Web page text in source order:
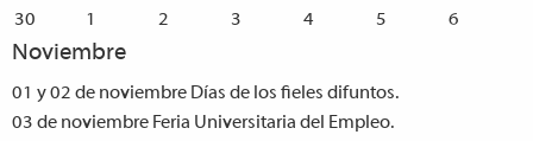
30
1 2 3 4 5 6
Noviembre
01 y 02 de noviembre Días de los fieles difuntos.
03 de noviembre Feria Universitaria del Empleo.